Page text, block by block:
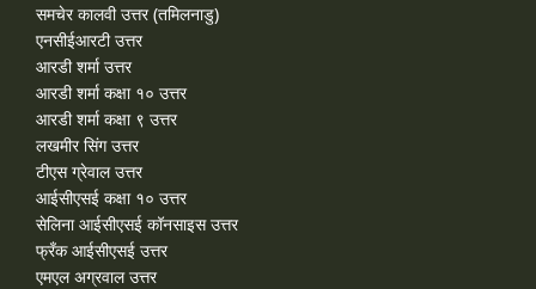
समचेर कालवी उत्तर (तमिलनाडु)
एनसीईआरटी उत्तर
आरडी शर्मा उत्तर
आरडी शर्मा कक्षा १० उत्तर
आरडी शर्मा कक्षा ९ उत्तर
लखमीर सिंग उत्तर
टीएस ग्रेवाल उत्तर
आईसीएसई कक्षा १० उत्तर
सेलिना आईसीएसई कॉनसाइस उत्तर
फ्रँक आईसीएसई उत्तर
एमएल अग्रवाल उत्तर